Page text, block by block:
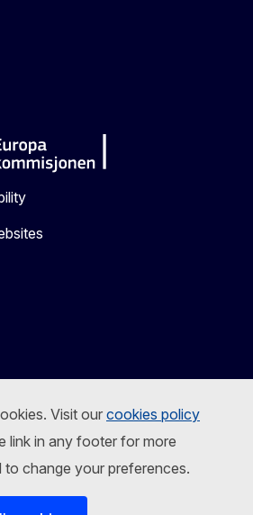
Visit ourcookies policy
link in any footer for more
to change your preferences.